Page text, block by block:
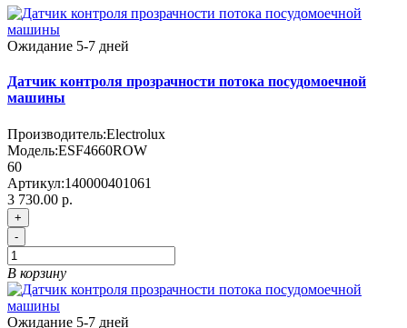
Ожидание 5-7 дней
Датчик контроля прозрачности потока посудомоечной
машины
Производитель:Electrolux
Модель:ESF4660ROW
60
Артикул:140000401061
3 730.00 р.
+
-
В корзину
Ожидание 5-7 дней